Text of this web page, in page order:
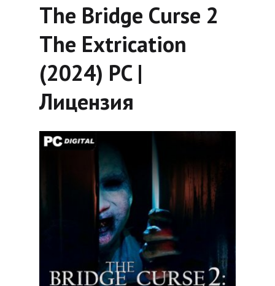
The Bridge Curse 2
The Extrication
(2024) PC |
Лицензия